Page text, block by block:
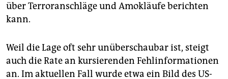
über Terroranschläge und Amokläufe berichten
kann.
Weil die Lage oft sehr unüberschaubar ist, steigt
auch die Rate an kursierenden Fehlinformationen
an. Im aktuellen Fall wurde etwa ein Bild des US-